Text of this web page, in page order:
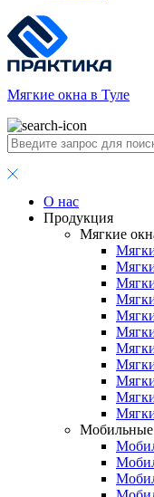
Мягкие окна в Туле
О нас
Продукция
Мягкие